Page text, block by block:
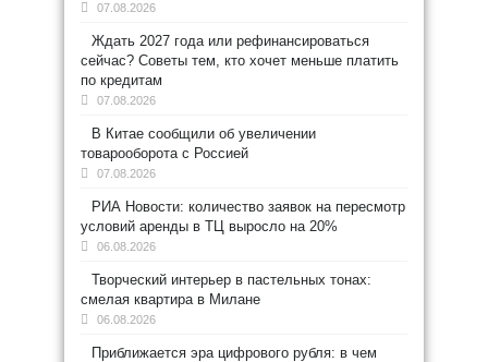
07.08.2026
Ждать 2027 года или рефинансироваться
сейчас? Советы тем, кто хочет меньше платить
по кредитам
07.08.2026
В Китае сообщили об увеличении
товарооборота с Россией
07.08.2026
РИА Новости: количество заявок на пересмотр
условий аренды в ТЦ выросло на 20%
06.08.2026
Творческий интерьер в пастельных тонах:
смелая квартира в Милане
06.08.2026
Приближается эра цифрового рубля: в чем